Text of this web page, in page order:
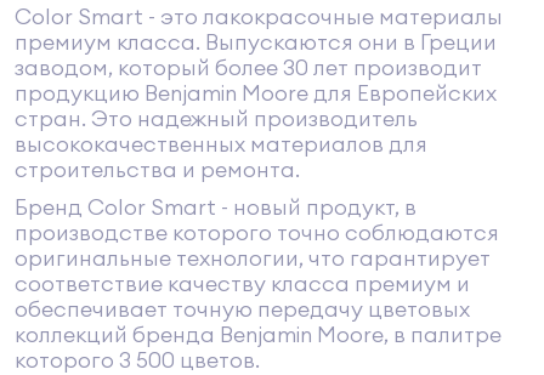
Color Smart - это лакокрасочные материалы
премиум класса. Выпускаются они в Греции
заводом, который более 30 лет производит
продукцию Benjamin Moore для Европейских
стран. Это надежный производитель
высококачественных материалов для
строительства и ремонта.
Бренд Color Smart - новый продукт, в
производстве которого точно соблюдаются
оригинальные технологии, что гарантирует
соответствие качеству класса премиум и
обеспечивает точную передачу цветовых
коллекций бренда Benjamin Moore, в палитре
которого 3 500 цветов.